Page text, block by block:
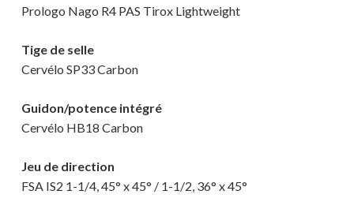
Prologo Nago R4 PAS Tirox Lightweight
Tige de selle
Cervélo SP33 Carbon
Guidon/potence intégré
Cervélo HB18 Carbon
Jeu de direction
FSA IS2 1-1/4, 45° x 45° / 1-1/2, 36° x 45°